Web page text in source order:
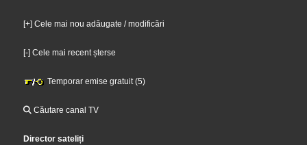
[+] Cele mai nou adăugate / modificări
[-] Cele mai recent șterse
Temporar emise gratuit (5)
Căutare canal TV
Director sateliți